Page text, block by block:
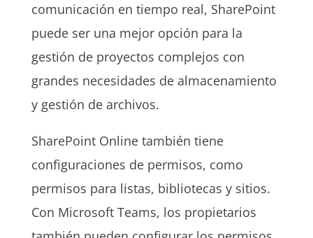
comunicación en tiempo real, SharePoint
puede ser una mejor opción para la
gestión de proyectos complejos con
grandes necesidades de almacenamiento
y gestión de archivos.
SharePoint Online también tiene
configuraciones de permisos, como
permisos para listas, bibliotecas y sitios.
Con Microsoft Teams, los propietarios